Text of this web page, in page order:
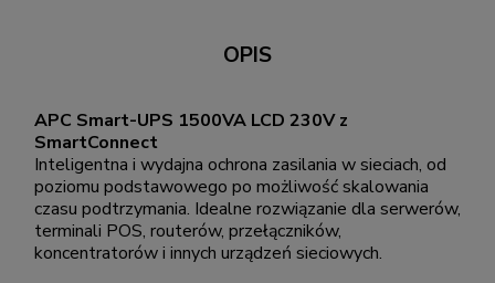
OPIS
APC Smart-UPS 1500VA LCD 230V z
SmartConnect
Inteligentna i wydajna ochrona zasilania w sieciach, od
poziomu podstawowego po możliwość skalowania
czasu podtrzymania. Idealne rozwiązanie dla serwerów,
terminali POS, routerów, przełączników,
koncentratorów i innych urządzeń sieciowych.